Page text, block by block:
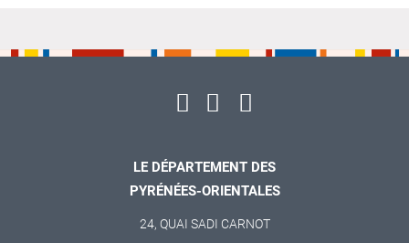
LE DÉPARTEMENT DES
PYRÉNÉES-ORIENTALES
24, QUAI SADI CARNOT